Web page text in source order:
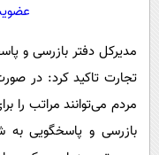
مدیرکل دفتر بازرسی و
تجارت تاکید کرد: در
مردم می‌توانند مراتب را
بازرسی و پاسخگویی